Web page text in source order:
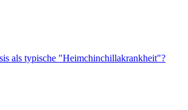
als typische "Heimchinchillakrankheit"?